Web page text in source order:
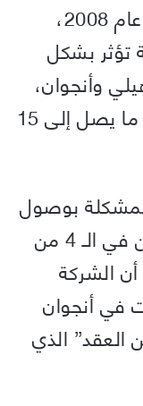
وبطاقات الهوية البيومترية في عام 2008،
تؤثر بشكل
وأنجوان،
وأن المعالجة قد تستغرق أحيانًا ما يصل إلى 15
بوصول
شركة “جينكي سوليوشنز” وأعلن في الـ 4 من
الشركة
في أنجوان
العقد” الذي